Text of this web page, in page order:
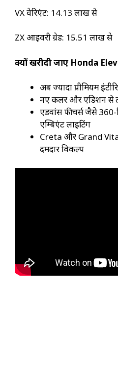
VX वेरिएंट: ₹14.13 लाख से
ZX आइवरी ग्रेड: ₹15.51 लाख से
क्यों खरीदी जाए Honda
अब ज्यादा प्रीमियम
नए कलर और एडिशन से
एडवांस फीचर्स जैसे 360-
एम्बिएंट लाइटिंग
Creta और Grand
दमदार विकल्प